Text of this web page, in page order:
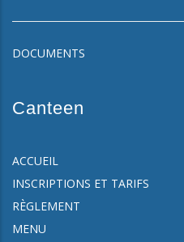
DOCUMENTS
Canteen
ACCUEIL
INSCRIPTIONS ET TARIFS
RÈGLEMENT
MENU